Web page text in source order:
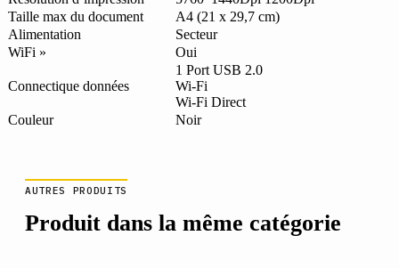
Taille max du document
A4 (21 x 29,7 cm)
Alimentation
Secteur
WiFi »
Oui
Connectique données
1 Port USB 2.0
Wi-Fi
Wi-Fi Direct
Couleur
Noir
AUTRES PRODUITS
Produit dans la même catégorie